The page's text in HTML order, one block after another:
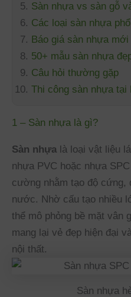
Sàn nhựa vs sàn gỗ
Các loại sàn nhựa
Báo giá sàn nhựa mới
50+ mẫu sàn nhựa
Câu hỏi thường gặp
Thi công sàn nhựa tại
1 – Sàn nhựa là gì?
Sàn nhựa là loại vật liệu
nhựa PVC hoặc nhựa
cường nhằm tạo độ cứng,
nước. Nhờ cấu tạo nhiều
thể mô phỏng bề mặt vân
mang lại vẻ đẹp hiện đại
nội thất.
Sàn nhựa